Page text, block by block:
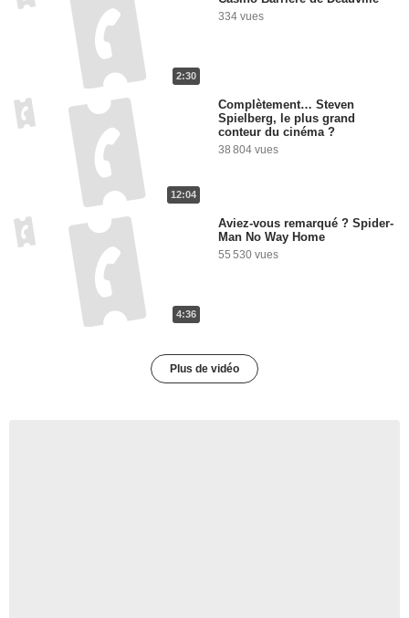
2:30
334 vues
12:04
Complètement… Steven
Spielberg, le plus grand
conteur du cinéma ?
38 804 vues
4:36
Aviez-vous remarqué ? Spider-
Man No Way Home
55 530 vues
Plus de vidéo